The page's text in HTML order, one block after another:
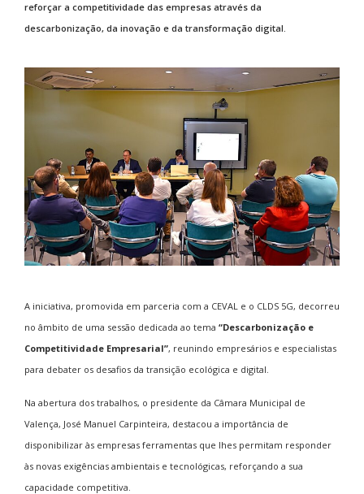
reforçar a competitividade das empresas através da
descarbonização, da inovação e da transformação digital.
A iniciativa, promovida em parceria com a CEVAL e o CLDS 5G, decorreu
no âmbito de uma sessão dedicada ao tema “Descarbonização e
Competitividade Empresarial”, reunindo empresários e especialistas
para debater os desafios da transição ecológica e digital.
Na abertura dos trabalhos, o presidente da Câmara Municipal de
Valença, José Manuel Carpinteira, destacou a importância de
disponibilizar às empresas ferramentas que lhes permitam responder
às novas exigências ambientais e tecnológicas, reforçando a sua
capacidade competitiva.